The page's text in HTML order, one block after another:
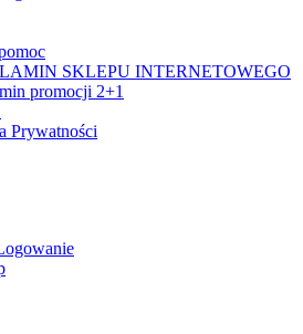
SKLEPU INTERNETOWEGO
promocji 2+1
Prywatności